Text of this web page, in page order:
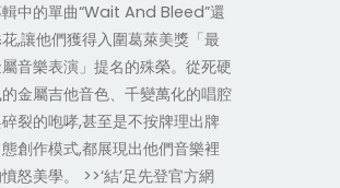
中的單曲“Wait And Bleed”還
,讓他們獲得入圍葛萊美獎「最
音樂表演」提名的殊榮。從死硬
金屬吉他音色、千變萬化的唱腔
裂的咆哮,甚至是不按牌理出牌
創作模式,都展現出他們音樂裡
怒美學。 >>‘結’足先登官方網